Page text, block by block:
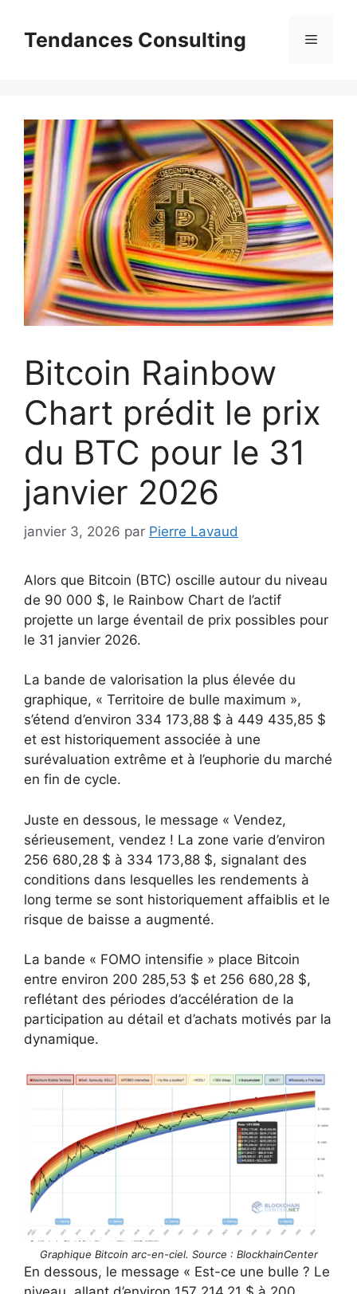
contenuTendances Consulting Menu
Bitcoin Rainbow
Chart prédit le prix
du BTC pour le 31
janvier 2026
janvier 3, 2026 par Pierre Lavaud
Alors que Bitcoin (BTC) oscille autour du niveau
de 90 000 $, le Rainbow Chart de l’actif
projette un large éventail de prix possibles pour
le 31 janvier 2026.
La bande de valorisation la plus élevée du
graphique, « Territoire de bulle maximum »,
s’étend d’environ 334 173,88 $ à 449 435,85 $
et est historiquement associée à une
surévaluation extrême et à l’euphorie du marché
en fin de cycle.
Juste en dessous, le message « Vendez,
sérieusement, vendez ! La zone varie d’environ
256 680,28 $ à 334 173,88 $, signalant des
conditions dans lesquelles les rendements à
long terme se sont historiquement affaiblis et le
risque de baisse a augmenté.
La bande « FOMO intensifie » place Bitcoin
entre environ 200 285,53 $ et 256 680,28 $,
reflétant des périodes d’accélération de la
participation au détail et d’achats motivés par la
dynamique.
Graphique Bitcoin arc-en-ciel. Source : BlockhainCenter
En dessous, le message « Est-ce une bulle ? Le